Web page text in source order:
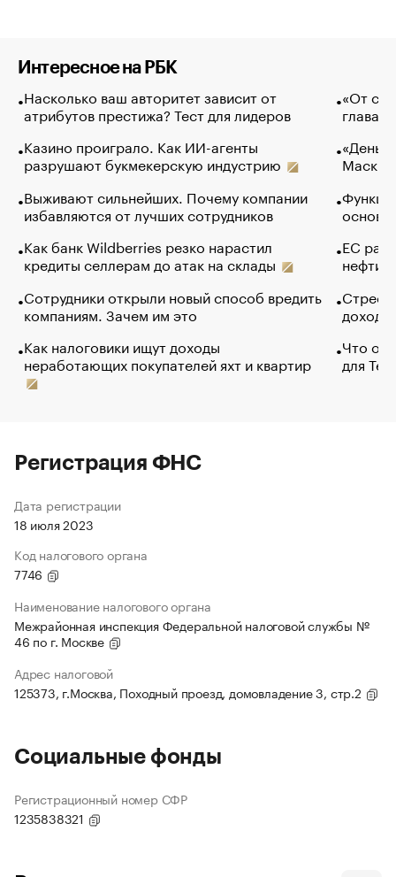
Интересное на РБК
Насколько ваш авторитет зависит от
атрибутов престижа? Тест для лидеров
Казино проиграло. Как ИИ-агенты
разрушают букмекерскую индустрию
Выживают сильнейших. Почему компании
избавляются от лучших сотрудников
Как банк Wildberries резко нарастил
кредиты селлерам до атак на склады
Сотрудники открыли новый способ вредить
компаниям. Зачем им это
Как налоговики ищут доходы
неработающих покупателей яхт и квартир
«От
глава
Маск в
основ
ЕС
нефти
Что
для
Регистрация ФНС
Дата регистрации
18 июля 2023
Код налогового органа
7746
Наименование налогового органа
Межрайонная инспекция Федеральной налоговой службы №
46 по г. Москве
Адрес налоговой
125373, г.Москва, Походный проезд, домовладение 3, стр.2
Социальные фонды
Регистрационный номер СФР
1235838321